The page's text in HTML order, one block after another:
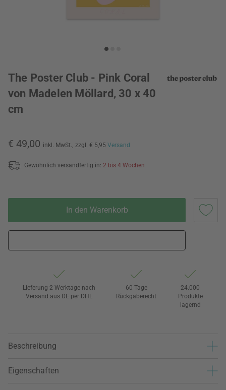
The Poster Club - Pink Coral
von Madelen Möllard, 30 x 40
cm
€ 49,00 inkl. MwSt., zzgl. € 5,95 Versand
Gewöhnlich versandfertig in: 2 bis 4 Wochen
In den Warenkorb
Lieferung 2 Werktage nach
Versand aus DE per DHL
60 Tage
Rückgaberecht
24.000
Produkte
lagernd
Beschreibung
Eigenschaften